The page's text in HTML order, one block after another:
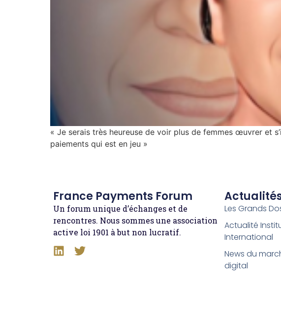
« Je serais très heureuse de voir plus de femmes œuvrer et
paiements qui est en jeu »
France Payments Forum
Un forum unique d’échanges et de
rencontres. Nous sommes une association
active loi 1901 à but non lucratif.
Les Grands
Actualité
International
News du
digital